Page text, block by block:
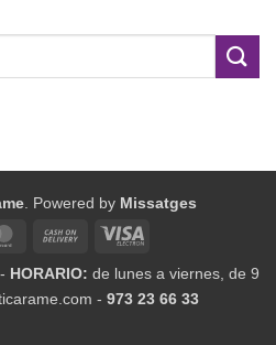
. Powered by Missatges
MasterCardCash
Delivery
Visa
HORARIO: de lunes a viernes, de 9
- 973 23 66 33